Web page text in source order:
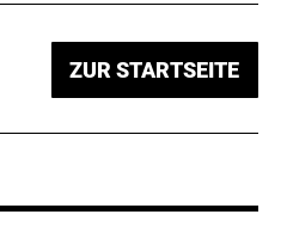
ZUR STARTSEITE